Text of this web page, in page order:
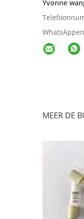
Yvonne
MEER DE